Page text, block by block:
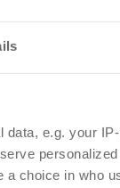
data, e.g. your
choice in who